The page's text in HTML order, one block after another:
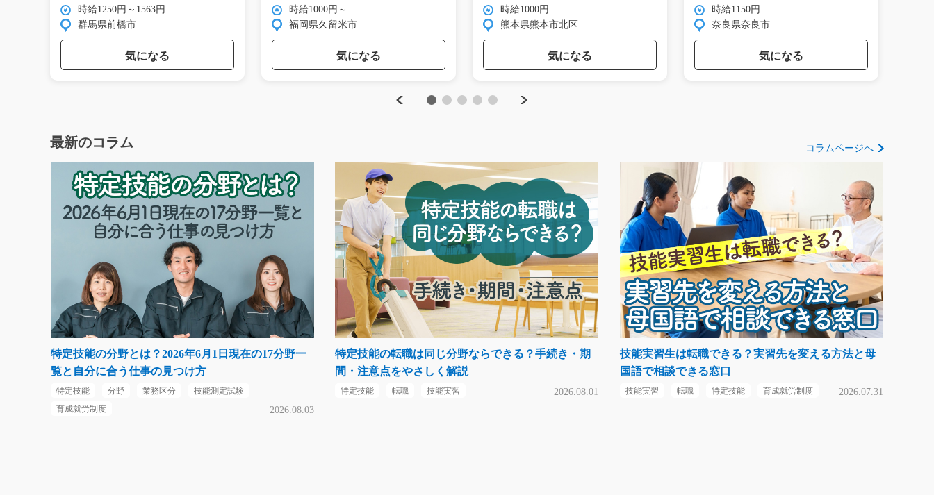
Previous
時給1250円～1563円
群馬県前橋市
気になる
時給1000円～
福岡県久留米市
気になる
時給1000円
熊本県熊本市北区
気になる
時給1150円
奈良県奈良市
気になる
Next
最新のコラム コラムページへ
特定技能の分野とは？2026年6月1日現在の17分野一
覧と自分に合う仕事の見つけ方
特定技能 分野 業務区分
技能測定試験
育成就労制度
2026.08.03
特定技能の転職は同じ分野ならできる？手続き・期
間・注意点をやさしく解説
特定技能 転職 技能実習 2026.08.01
技能実習生は転職できる？実習先を変える方法と母
国語で相談できる窓口
技能実習 転職 特定技能 育成就労制度 2026.07.31